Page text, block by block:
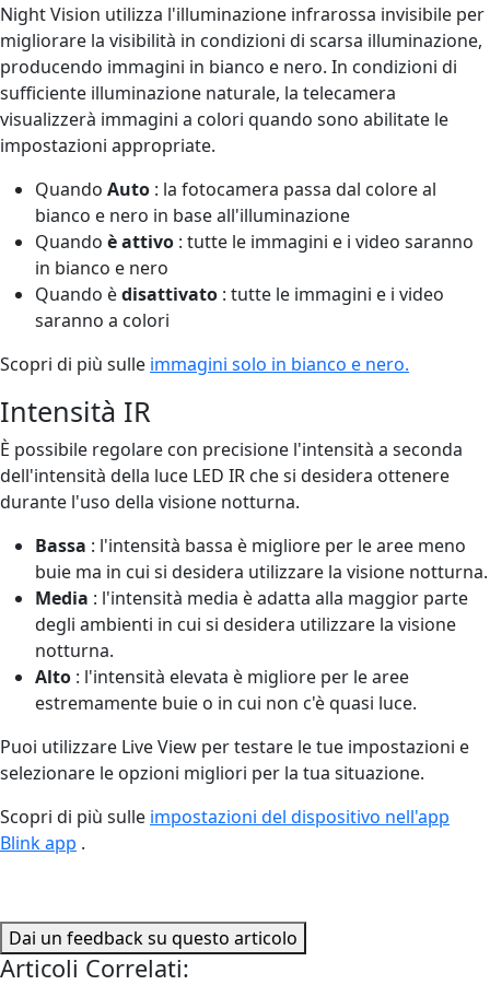
Night Vision utilizza l'illuminazione infrarossa invisibile per
migliorare la visibilità in condizioni di scarsa illuminazione,
producendo immagini in bianco e nero. In condizioni di
sufficiente illuminazione naturale, la telecamera
visualizzerà immagini a colori quando sono abilitate le
impostazioni appropriate.
Quando Auto : la fotocamera passa dal colore al
bianco e nero in base all'illuminazione
Quando è attivo : tutte le immagini e i video saranno
in bianco e nero
Quando èdisattivato : tutte le immagini e i video
saranno a colori
Scopri di più sulle immagini solo in bianco e nero.
Intensità IR
È possibile regolare con precisione l'intensità a seconda
dell'intensità della luce LED IR che si desidera ottenere
durante l'uso della visione notturna.
Bassa : l'intensità bassa è migliore per le aree meno
buie ma in cui si desidera utilizzare la visione notturna.
Media : l'intensità media è adatta alla maggior parte
degli ambienti in cui si desidera utilizzare la visione
notturna.
Alto : l'intensità elevata è migliore per le aree
estremamente buie o in cui non c'è quasi luce.
Puoi utilizzare Live View per testare le tue impostazioni e
selezionare le opzioni migliori per la tua situazione.
Scopri di più sulle impostazioni del dispositivo nell'app
Blink app .
Dai un feedback su questo articolo
Articoli Correlati: